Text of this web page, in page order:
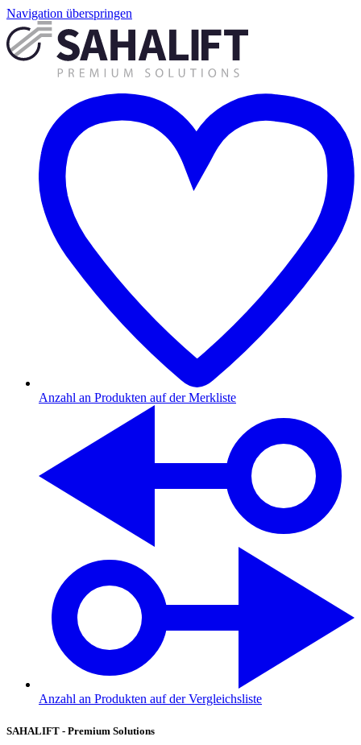
Navigation überspringen
Anzahl an Produkten auf der Merkliste
Anzahl an Produkten auf der Vergleichsliste
SAHALIFT - Premium Solutions